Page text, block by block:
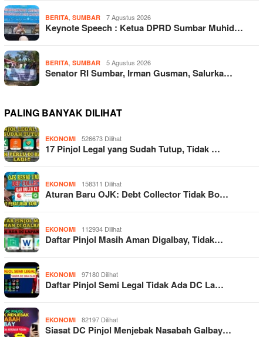
BERITA SUMBAR 7 Agustus 2026
Keynote Speech : Ketua DPRD Sumbar Muhid…
BERITA SUMBAR 5 Agustus 2026
Senator RI Sumbar, Irman Gusman, Salurka…
PALING BANYAK DILIHAT
EKONOMI 526673 Dilihat
17 Pinjol Legal yang Sudah Tutup, Tidak …
EKONOMI 158311 Dilihat
Aturan Baru OJK: Debt Collector Tidak Bo…
EKONOMI 112934 Dilihat
Daftar Pinjol Masih Aman Digalbay, Tidak…
EKONOMI 97180 Dilihat
Daftar Pinjol Semi Legal Tidak Ada DC La…
EKONOMI 82197 Dilihat
Siasat DC Pinjol Menjebak Nasabah Galbay…